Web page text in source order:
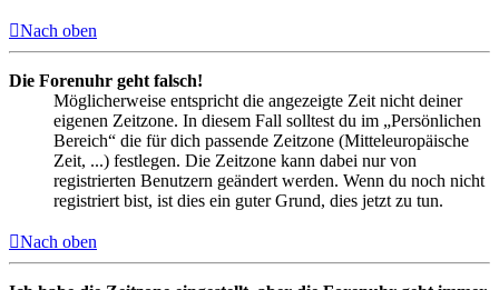
Nach oben
Die Forenuhr geht falsch!
Möglicherweise entspricht die angezeigte Zeit nicht deiner
eigenen Zeitzone. In diesem Fall solltest du im „Persönlichen
Bereich“ die für dich passende Zeitzone (Mitteleuropäische
Zeit, ...) festlegen. Die Zeitzone kann dabei nur von
registrierten Benutzern geändert werden. Wenn du noch nicht
registriert bist, ist dies ein guter Grund, dies jetzt zu tun.
Nach oben